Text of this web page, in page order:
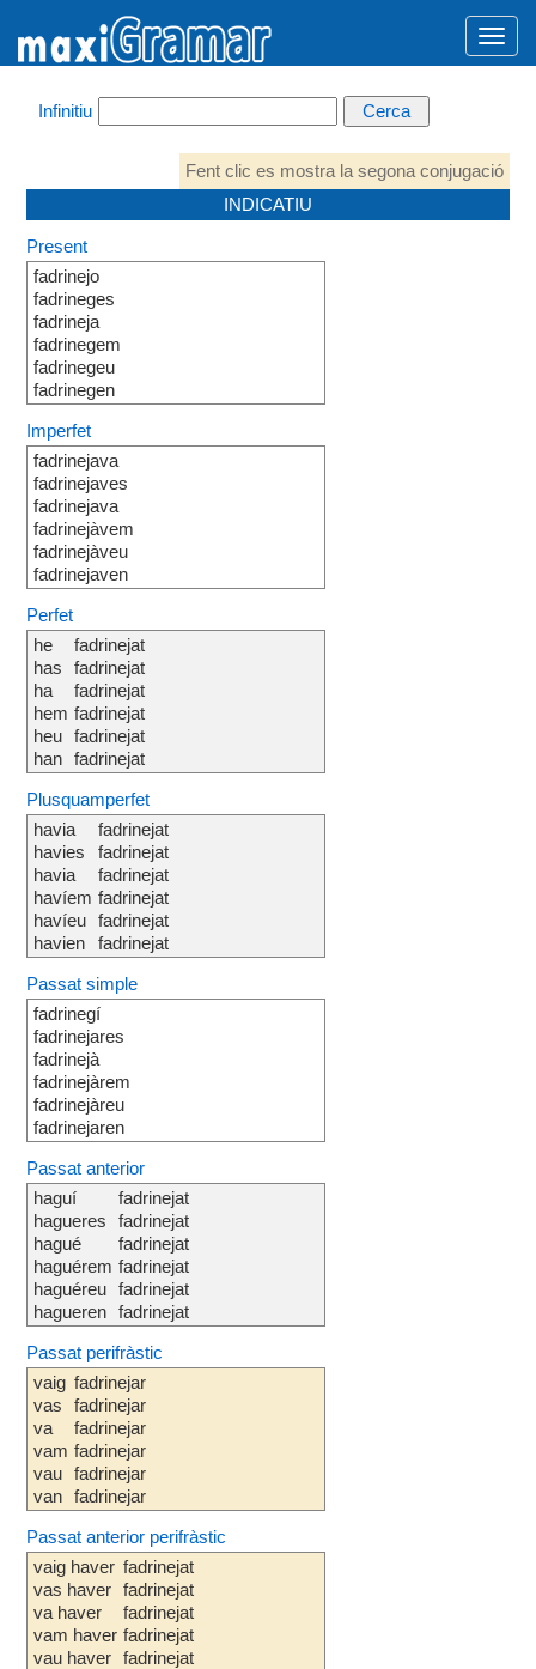
Infinitiu
Fent clic es mostra la segona conjugació
INDICATIU
Present
fadrinejo
fadrineges
fadrineja
fadrinegem
fadrinegeu
fadrinegen
Imperfet
fadrinejava
fadrinejaves
fadrinejava
fadrinejàvem
fadrinejàveu
fadrinejaven
Perfet
he
has
ha
hem
heu
han
fadrinejat
fadrinejat
fadrinejat
fadrinejat
fadrinejat
fadrinejat
Plusquamperfet
havia
havies
havia
havíem
havíeu
havien
fadrinejat
fadrinejat
fadrinejat
fadrinejat
fadrinejat
fadrinejat
Passat simple
fadrinegí
fadrinejares
fadrinejà
fadrinejàrem
fadrinejàreu
fadrinejaren
Passat anterior
haguí
hagueres
hagué
haguérem
haguéreu
hagueren
fadrinejat
fadrinejat
fadrinejat
fadrinejat
fadrinejat
fadrinejat
Passat perifràstic
vaig
vas
va
vam
vau
van
fadrinejar
fadrinejar
fadrinejar
fadrinejar
fadrinejar
fadrinejar
Passat anterior perifràstic
vaig haver
vas haver
va haver
vam haver
vau haver
fadrinejat
fadrinejat
fadrinejat
fadrinejat
fadrinejat